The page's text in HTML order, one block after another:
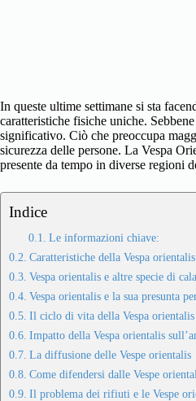
In queste ultime settimane si sta
caratteristiche fisiche uniche.
significativo. Ciò che preoccupa
sicurezza delle persone. La Vespa
presente da tempo in diverse regioni
Indice
Le informazioni chiave:
Caratteristiche della Vespa orientalis
Vespa orientalis e altre specie di
Vespa orientalis e la sua presunta
Il ciclo di vita della Vespa orientalis
Impatto della Vespa orientalis
La diffusione delle Vespe orientalis
Come difendersi dalle Vespe
Il problema dei rifiuti e le Vespe